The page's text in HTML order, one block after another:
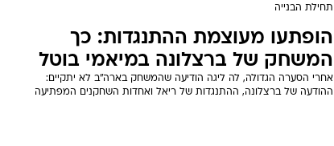
תחילת הבנייה
הופתעו מעוצמת ההתנגדות: כך
המשחק של ברצלונה במיאמי בוטל
אחרי הסערה הגדולה, לה ליגה הודיעה שהמשחק בארה"ב לא יתקיים:
ההודעה של ברצלונה, ההתנגדות של ריאל ואחדות השחקנים המפתיעה